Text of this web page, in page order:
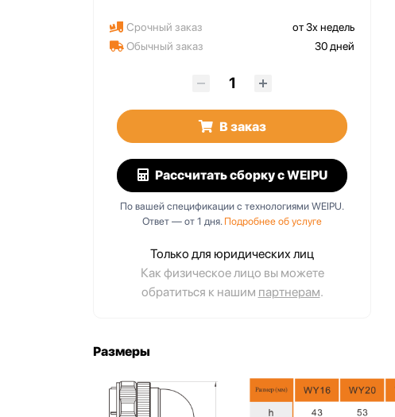
Срочный заказ
от 3х недель
Обычный заказ
30 дней
В заказ
Рассчитать сборкус WEIPU
По вашей спецификации с технологиями WEIPU.
Ответ — от 1 дня. Подробнее об услуге
Только для юридических лиц
Как физическое лицо вы можете
обратиться к нашим партнерам.
WY20J7ZM1
7 pin, байонет, IP67,
Размеры